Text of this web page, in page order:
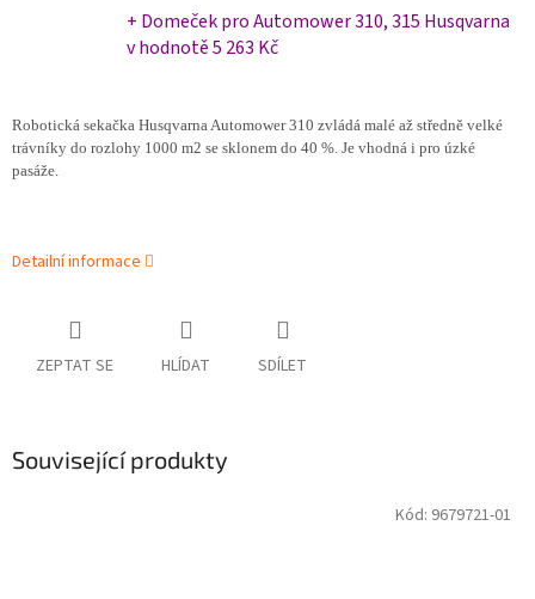
+ Domeček pro Automower 310, 315 Husqvarna
v hodnotě 5 263 Kč
Robotická sekačka Husqvarna Automower 310 zvládá malé až středně velké
trávníky do rozlohy 1000 m2 se sklonem do 40 %. Je vhodná i pro úzké
pasáže.
Detailní informace
ZEPTAT SE HLÍDAT SDÍLET
Související produkty
Kód: 9679721-01